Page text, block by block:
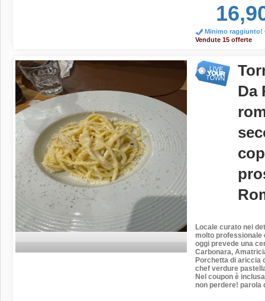
Minimo raggiunto!
Vendute 15 offerte
Da
Locale curato nei
molto professionale
oggi prevede una
Carbonara,
Porchetta di ariccia
chef verdure
Nel coupon è
non perdere! parola